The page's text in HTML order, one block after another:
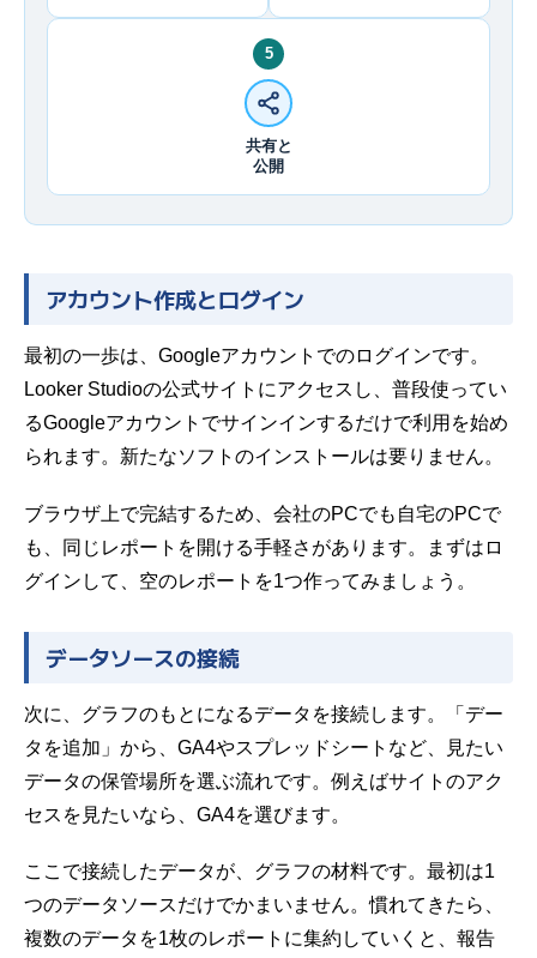
5
共有と
公開
アカウント作成とログイン
最初の一歩は、Googleアカウントでのログインです。
Looker Studioの公式サイト にアクセスし、普段使ってい
るGoogleアカウントでサインインするだけで利用を始め
られます。新たなソフトのインストールは要りません。
ブラウザ上で完結するため、会社のPCでも自宅のPCで
も、同じレポートを開ける手軽さがあります。まずはロ
グインして、空のレポートを1つ作ってみましょう。
データソースの接続
次に、グラフのもとになるデータを接続します。「デー
タを追加」から、GA4やスプレッドシートなど、見たい
データの保管場所を選ぶ流れです。例えばサイトのアク
セスを見たいなら、GA4を選びます。
ここで接続したデータが、グラフの材料です。最初は1
つのデータソースだけでかまいません。慣れてきたら、
複数のデータを1枚のレポートに集約していくと、報告